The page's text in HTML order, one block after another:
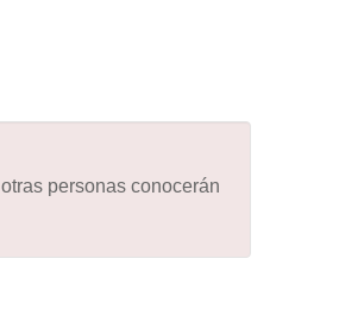
personas conocerán